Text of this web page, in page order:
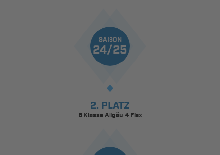
SAISON
24/25
2. PLATZ
B Klasse Allgäu 4 Flex